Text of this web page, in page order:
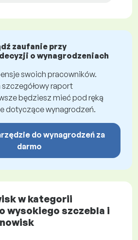
zaufanie przy
o wynagrodzeniach
swoich pracowników.
raport
będziesz mieć pod ręką
dotyczące wynagrodzeń.
do wynagrodzeń za
darmo
w kategorii
wysokiego szczebla i